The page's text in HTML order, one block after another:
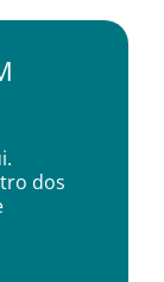
dos